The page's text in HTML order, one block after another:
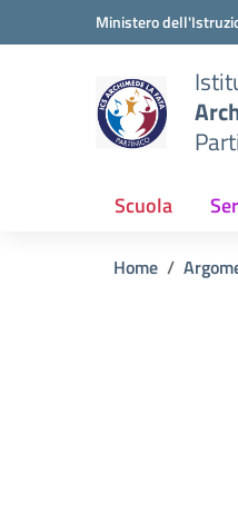
Vai ai contenuti
Vai al menu di navigazione
Ministero
Scuola
Home